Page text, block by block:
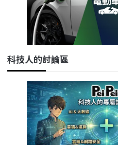
科技人的討論區